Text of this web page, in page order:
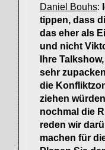
Daniel Bouhs:
tippen, dass
das eher als
und nicht
Ihre
sehr
die
ziehen
nochmal die
reden wir
machen für